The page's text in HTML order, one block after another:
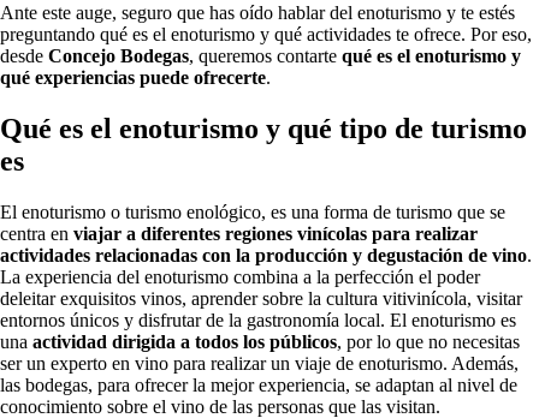
Ante este auge, seguro que has oído hablar del enoturismo y te estés
preguntando qué es el enoturismo y qué actividades te ofrece. Por eso,
desde Concejo Bodegas, queremos contarte qué es el enoturismo y
qué experiencias puede ofrecerte.
Qué es el enoturismo y qué tipo de turismo
es
El enoturismo o turismo enológico, es una forma de turismo que se
centra en viajar a diferentes regiones vinícolas para realizar
actividades relacionadas con la producción y degustación de vino.
La experiencia del enoturismo combina a la perfección el poder
deleitar exquisitos vinos, aprender sobre la cultura vitivinícola, visitar
entornos únicos y disfrutar de la gastronomía local. El enoturismo es
una actividad dirigida a todos los públicos, por lo que no necesitas
ser un experto en vino para realizar un viaje de enoturismo. Además,
las bodegas, para ofrecer la mejor experiencia, se adaptan al nivel de
conocimiento sobre el vino de las personas que las visitan.